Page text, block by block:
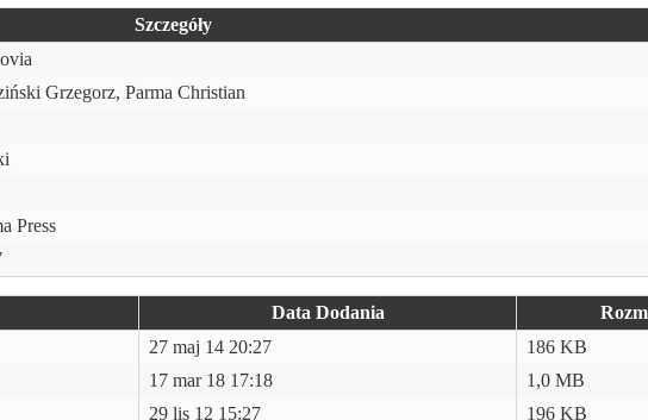
Szczegóły
Grzegorz, Parma Christian
Press
Data Dodania
27 maj 14 20:27
186 KB
17 mar 18 17:18
1,0 MB
29 lis 12 15:27
196 KB